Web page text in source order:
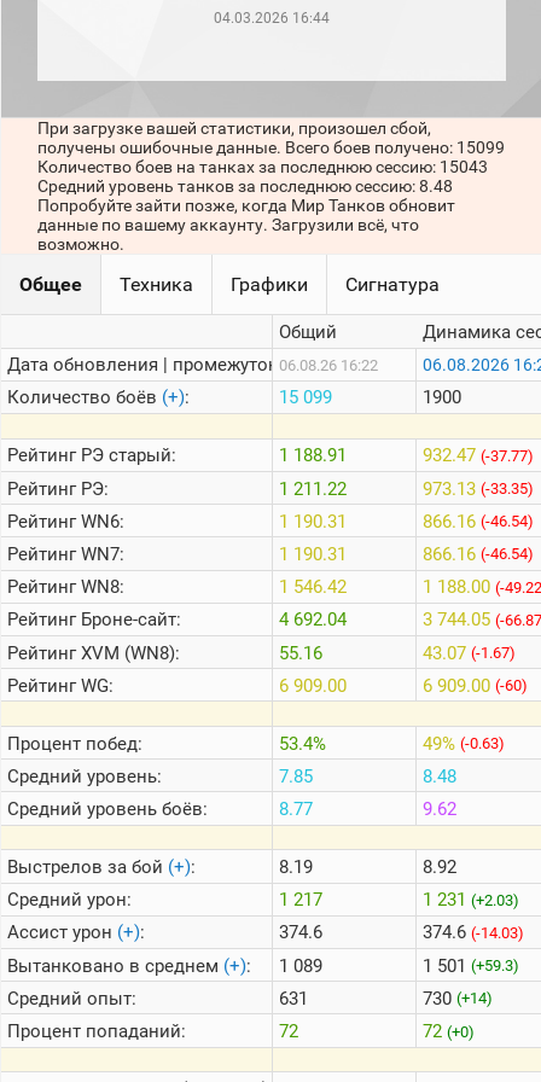
месяц)
игроков
последние
сессии)
1000
стримеров
Информация
Онлайн
Цветовая
шкала
Теlegram
ВК
Портал
Мира
04.03.2026 16:44
При загрузке вашей статистики, произошел сбой,
получены ошибочные данные. Всего боев получено: 15099
Количество боев на танках за последнюю сессию: 15043
Средний уровень танков за последнюю сессию: 8.48
Попробуйте зайти позже, когда Мир Танков обновит
данные по вашему аккаунту. Загрузили всё, что
возможно.
Общее Техника Графики Сигнатура
Дата обновления | промежуток:
Количество боёв (+):
РейтингРЭ старый:
РейтингРЭ:
РейтингWN6:
РейтингWN7:
РейтингWN8:
РейтингБроне-сайт:
РейтингXVM (WN8):
РейтингWG:
Процент побед:
Средний уровень:
Средний уровень боёв:
Выстрелов за бой (+):
Средний урон:
Ассист урон (+):
Вытанковано в среднем (+):
Средний опыт:
Процент попаданий:
Общий
06.08.26 16:22
15 099
1 188.91
1 211.22
1 190.31
1 190.31
1 546.42
4 692.04
55.16
6 909.00
53.4%
7.85
8.77
8.19
1 217
374.6
1 089
631
72
Динамика
06.08.2026
1900
932.47 (-37.77)
973.13 (-33.35)
866.16 (-46.54)
866.16 (-46.54)
1 188.00 (-
3 744.05 (-
43.07 (-1.67)
6 909.00 (-60)
49% (-0.63)
8.48
9.62
8.92
1 231 (+2.03)
374.6 (-14.03)
1 501 (+59.3)
730 (+14)
72 (+0)